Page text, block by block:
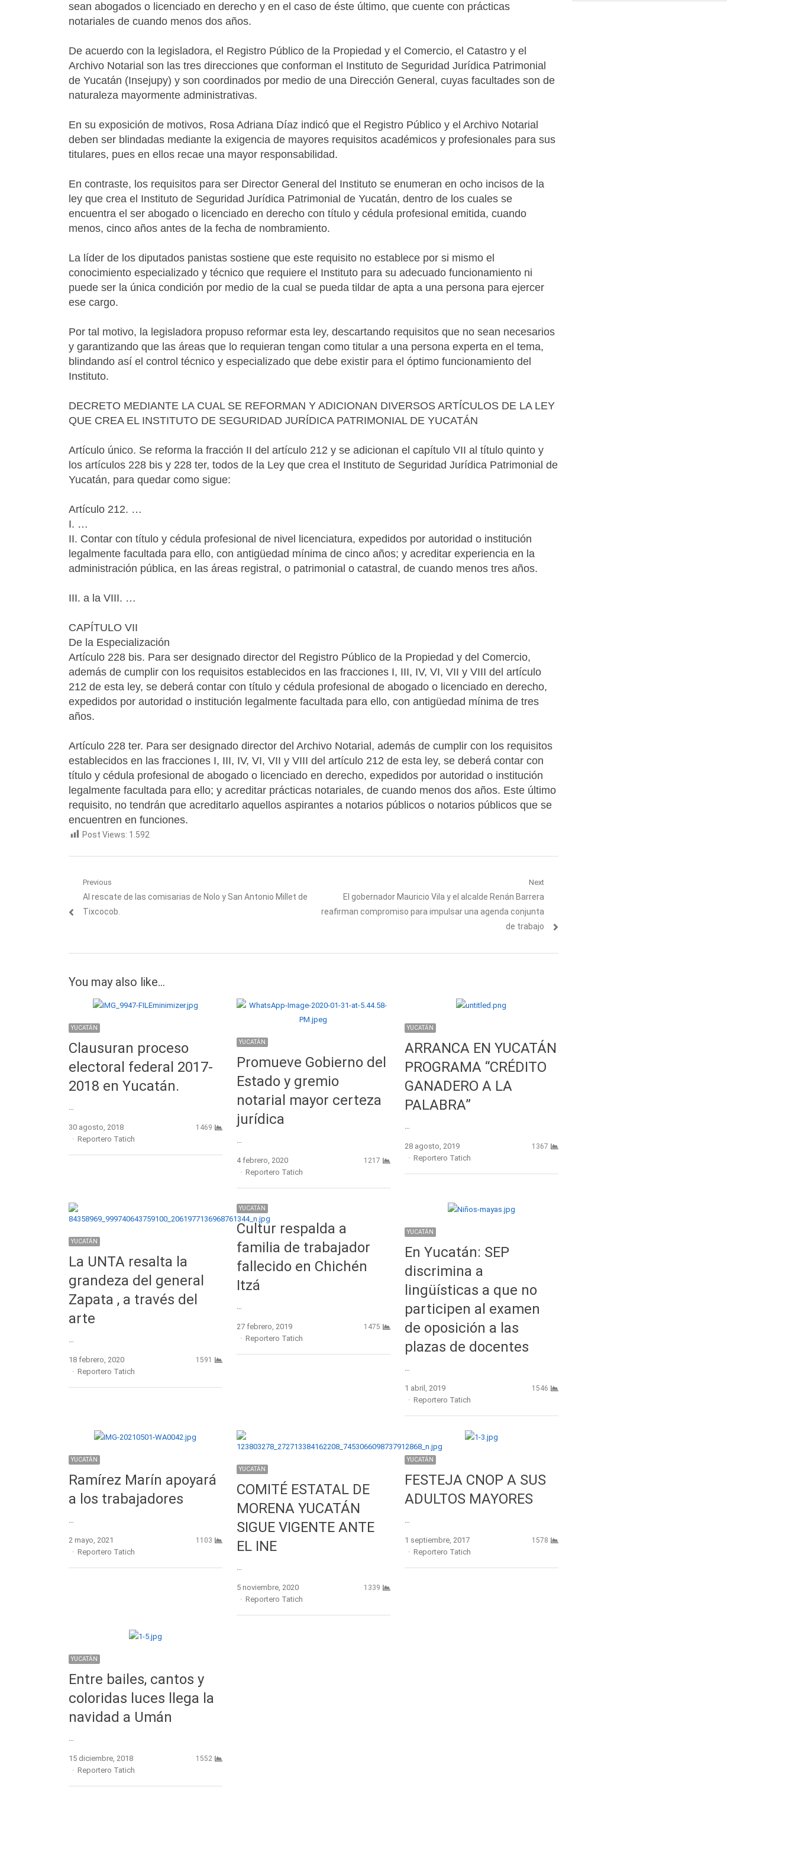
sean abogados o licenciado en derecho y en el caso de éste último, que cuente con prácticas
notariales de cuando menos dos años.
De acuerdo con la legisladora, el Registro Público de la Propiedad y el Comercio, el Catastro y el
Archivo Notarial son las tres direcciones que conforman el Instituto de Seguridad Jurídica Patrimonial
de Yucatán (Insejupy) y son coordinados por medio de una Dirección General, cuyas facultades son de
naturaleza mayormente administrativas.
En su exposición de motivos, Rosa Adriana Díaz indicó que el Registro Público y el Archivo Notarial
deben ser blindadas mediante la exigencia de mayores requisitos académicos y profesionales para sus
titulares, pues en ellos recae una mayor responsabilidad.
En contraste, los requisitos para ser Director General del Instituto se enumeran en ocho incisos de la
ley que crea el Instituto de Seguridad Jurídica Patrimonial de Yucatán, dentro de los cuales se
encuentra el ser abogado o licenciado en derecho con título y cédula profesional emitida, cuando
menos, cinco años antes de la fecha de nombramiento.
La líder de los diputados panistas sostiene que este requisito no establece por si mismo el
conocimiento especializado y técnico que requiere el Instituto para su adecuado funcionamiento ni
puede ser la única condición por medio de la cual se pueda tildar de apta a una persona para ejercer
ese cargo.
Por tal motivo, la legisladora propuso reformar esta ley, descartando requisitos que no sean necesarios
y garantizando que las áreas que lo requieran tengan como titular a una persona experta en el tema,
blindando así el control técnico y especializado que debe existir para el óptimo funcionamiento del
Instituto.
DECRETO MEDIANTE LA CUAL SE REFORMAN Y ADICIONAN DIVERSOS ARTÍCULOS DE LA LEY
QUE CREA EL INSTITUTO DE SEGURIDAD JURÍDICA PATRIMONIAL DE YUCATÁN
Artículo único. Se reforma la fracción II del artículo 212 y se adicionan el capítulo VII al título quinto y
los artículos 228 bis y 228 ter, todos de la Ley que crea el Instituto de Seguridad Jurídica Patrimonial de
Yucatán, para quedar como sigue:
Artículo 212. …
I. …
II. Contar con título y cédula profesional de nivel licenciatura, expedidos por autoridad o institución
legalmente facultada para ello, con antigüedad mínima de cinco años; y acreditar experiencia en la
administración pública, en las áreas registral, o patrimonial o catastral, de cuando menos tres años.
III. a la VIII. …
CAPÍTULO VII
De la Especialización
Artículo 228 bis. Para ser designado director del Registro Público de la Propiedad y del Comercio,
además de cumplir con los requisitos establecidos en las fracciones I, III, IV, VI, VII y VIII del artículo
212 de esta ley, se deberá contar con título y cédula profesional de abogado o licenciado en derecho,
expedidos por autoridad o institución legalmente facultada para ello, con antigüedad mínima de tres
años.
Artículo 228 ter. Para ser designado director del Archivo Notarial, además de cumplir con los requisitos
establecidos en las fracciones I, III, IV, VI, VII y VIII del artículo 212 de esta ley, se deberá contar con
título y cédula profesional de abogado o licenciado en derecho, expedidos por autoridad o institución
legalmente facultada para ello; y acreditar prácticas notariales, de cuando menos dos años. Este último
requisito, no tendrán que acreditarlo aquellos aspirantes a notarios públicos o notarios públicos que se
encuentren en funciones.
Post Views: 1.592
Navegación
de
Previous
Previous
post:
Al rescate de las comisarias de Nolo y San Antonio Millet de
Tixcocob.
Next
Next
post:
El gobernador Mauricio Vila y el alcalde Renán Barrera
reafirman compromiso para impulsar una agenda conjunta
de trabajo
You may also like...
YUCATÁN
Clausuran proceso
electoral federal 2017-
2018 en Yucatán.
30 agosto, 2018
Author
Reportero Tatich
1469
YUCATÁN
Promueve Gobierno del
Estado y gremio
notarial mayor certeza
jurídica
4 febrero, 2020
Author
Reportero Tatich
1217
YUCATÁN
ARRANCA EN YUCATÁN
PROGRAMA “CRÉDITO
GANADERO A LA
PALABRA”
28 agosto, 2019
Author
Reportero Tatich
1367
YUCATÁN
La UNTA resalta la
grandeza del general
Zapata , a través del
arte
18 febrero, 2020
Author
Reportero Tatich
1591
YUCATÁN
Cultur respalda a
familia de trabajador
fallecido en Chichén
Itzá
27 febrero, 2019
Author
Reportero Tatich
1475
YUCATÁN
En Yucatán: SEP
discrimina a
lingüísticas a que no
participen al examen
de oposición a las
plazas de docentes
1 abril, 2019
Author
Reportero Tatich
1546
YUCATÁN
Ramírez Marín apoyará
a los trabajadores
2 mayo, 2021
Author
Reportero Tatich
1103
YUCATÁN
COMITÉ ESTATAL DE
MORENA YUCATÁN
SIGUE VIGENTE ANTE
EL INE
5 noviembre, 2020
Author
Reportero Tatich
1339
YUCATÁN
FESTEJA CNOP A SUS
ADULTOS MAYORES
1 septiembre, 2017
Author
Reportero Tatich
1578
YUCATÁN
Entre bailes, cantos y
coloridas luces llega la
navidad a Umán
15 diciembre, 2018
Author
Reportero Tatich
1552